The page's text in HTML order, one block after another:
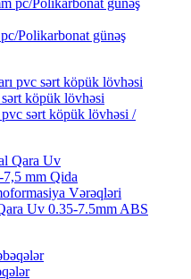
Polikarbonat günəş
sərt köpük lövhəsi /
Uv 0.35-7.5mm ABS